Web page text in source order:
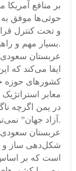
بر منافع
حوثی‌ها موفق به
و تحت کنترل
بسیار مهم و راهبردی در دفاع از متحدان خود است.
عربستان سعودی
ایفا می‌کند که
کشورهای حوزه
معابر
در یمن اگرچه
آزاد جهان” نمی‌توانند از آن اجتناب کنند.
عربستان سعودی
شکل‌دهی ساز و
است که بر